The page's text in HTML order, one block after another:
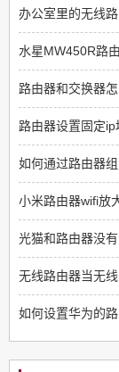
办公室里的无线
路由器和交换器
小米路由器wifi放
无线路由器当无
如何设置华为的